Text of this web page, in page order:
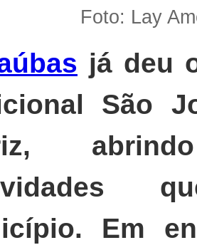
Foto: Lay
já deu
São
Em